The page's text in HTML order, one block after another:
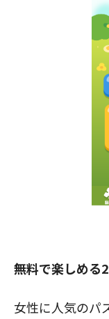
無料で楽しめる
女性に人気のパ